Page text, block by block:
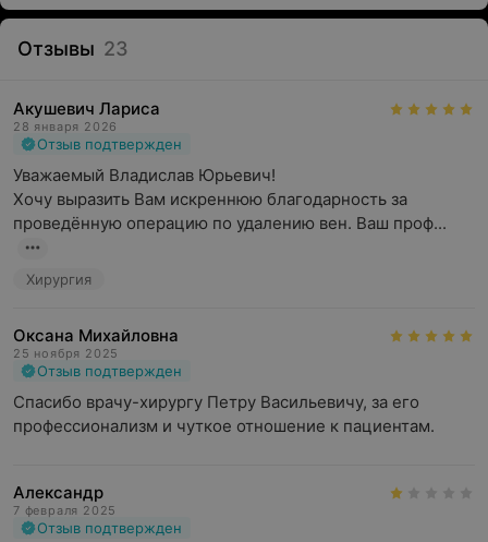
Отзывы 23
Акушевич Лариса
28 января 2026
Отзыв подтвержден
Уважаемый Владислав Юрьевич!
Хочу выразить Вам искреннюю благодарность за
проведённую операцию по удалению вен. Ваш проф...
Хирургия
Оксана Михайловна
25 ноября 2025
Отзыв подтвержден
Спасибо врачу-хирургу Петру Васильевичу, за его
профессионализм и чуткое отношение к пациентам.
Александр
7 февраля 2025
Отзыв подтвержден